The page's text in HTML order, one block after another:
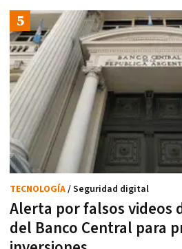
Alerta por falsos videos
del Banco Central para
TECNOLOGÍA/ Seguridad digital